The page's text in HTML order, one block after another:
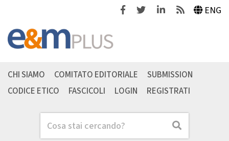
FacebookTwitterLinkedinFeeds ENG
Cerca Cerca
CHI SIAMO COMITATO EDITORIALE
SUBMISSION
CODICE ETICO
FASCICOLI LOGIN REGISTRATI